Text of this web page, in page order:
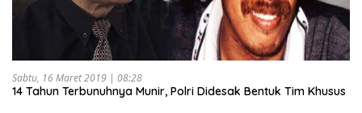
Sabtu, 16 Maret 2019 | 08:28
14 Tahun Terbunuhnya Munir, Polri Didesak Bentuk Tim Khusus